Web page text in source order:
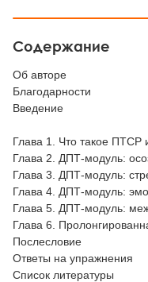
Содержание
Об авторе
Благодарности
Введение
Глава 1. Что такое ПТСР
Глава 2. ДПТ-модуль:
Глава 3. ДПТ-модуль:
Глава 4. ДПТ-модуль:
Глава 5. ДПТ-модуль:
Глава 6.
Послесловие
Ответы на упражнения
Список литературы